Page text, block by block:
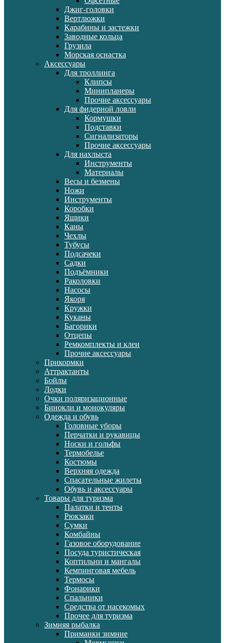
Джиг-головки
Вертлюжки
Карабины и застежки
Заводные кольца
Грузила
Морская оснастка
Аксессуары
Для троллинга
Клипсы
Минипланеры
Прочие аксессуары
Для фидерной ловли
Кормушки
Подставки
Сигнализаторы
Прочие аксессуары
Для нахлыста
Инструменты
Материалы
Весы и безмены
Ножи
Инструменты
Коробки
Ящики
Каны
Чехлы
Тубусы
Подсачеки
Садки
Подъёмники
Раколовки
Насосы
Якоря
Кружки
Куканы
Багорики
Отцепы
Ремкомплекты и клеи
Прочие аксессуары
Прикормки
Аттрактанты
Бойлы
Лодки
Очки поляризационные
Бинокли и монокуляры
Одежда и обувь
Головные уборы
Перчатки и рукавицы
Носки и гольфы
Термобелье
Костюмы
Верхняя одежда
Спасательные жилеты
Обувь и аксессуары
Товары для туризма
Палатки и тенты
Рюкзаки
Сумки
Комбайны
Газовое оборудование
Посуда туристическая
Коптильни и мангалы
Кемпинговая мебель
Термосы
Фонарики
Спальники
Средства от насекомых
Прочее для туризма
Зимняя рыбалка
Приманки зимние